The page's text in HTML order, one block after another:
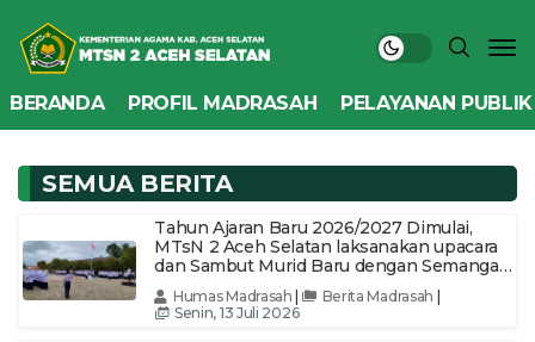
BERANDA PROFIL MADRASAH PELAYANAN PUBLIK
SEMUA BERITA
Tahun Ajaran Baru 2026/2027 Dimulai,
MTsN 2 Aceh Selatan laksanakan upacara
dan Sambut Murid Baru dengan Semangat
MATA MUDA
Humas Madrasah Berita Madrasah
Senin, 13 Juli 2026